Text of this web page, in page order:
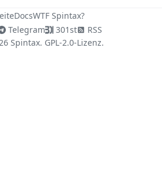
DocsWTF Spintax?
Telegram 301st
RSS
Spintax. GPL-2.0-Lizenz.